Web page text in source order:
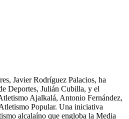
Javier Rodríguez Palacios, ha
Deportes, Julián Cubilla, y el
Ajalkalá, Antonio Fernández,
Popular. Una iniciativa
alcalaíno que engloba la Media